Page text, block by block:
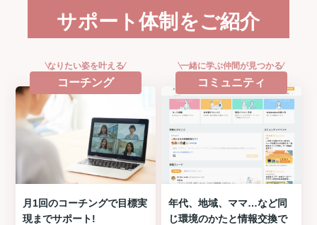
サポート体制をご紹介
なりたい姿を叶える
コーチング
月1回のコーチングで目標実
現までサポート!
一緒に学ぶ仲間が見つかる
コミュニティ
年代、地域、ママ…など同
じ環境のかたと情報交換で